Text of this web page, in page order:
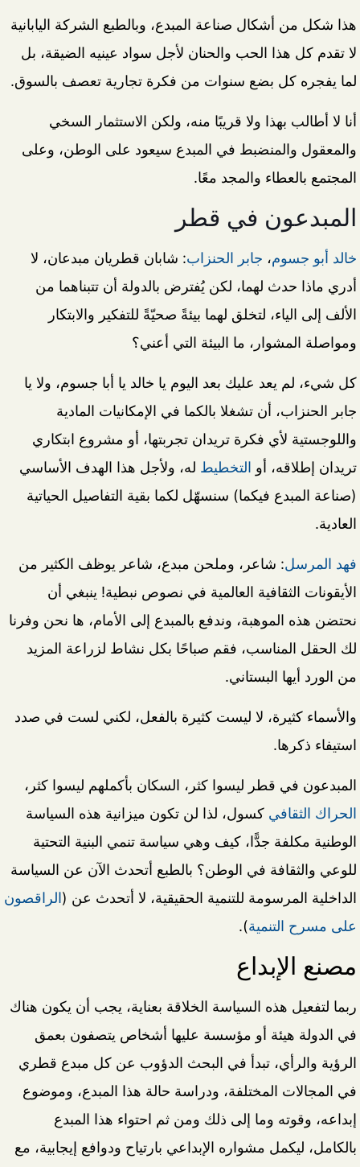
هذا شكل من أشكال صناعة المبدع، وبالطبع الشركة اليابانية
لا تقدم كل هذا الحب والحنان لأجل سواد عينيه الضيقة، بل
لما يفجره كل بضع سنوات من فكرة تجارية تعصف بالسوق.
أنا لا أطالب بهذا ولا قريبًا منه، ولكن الاستثمار السخي
والمعقول والمنضبط في المبدع سيعود على الوطن، وعلى
المجتمع بالعطاء والمجد معًا.
المبدعون في قطر
خالد أبو جسوم، جابر الحنزاب: شابان قطريان مبدعان، لا
أدري ماذا حدث لهما، لكن يُفترض بالدولة أن تتبناهما من
الألف إلى الياء، لتخلق لهما بيئةً صحيّةً للتفكير والابتكار
ومواصلة المشوار، ما البيئة التي أعني؟
كل شيء، لم يعد عليك بعد اليوم يا خالد يا أبا جسوم، ولا يا
جابر الحنزاب، أن تشغلا بالكما في الإمكانيات المادية
واللوجستية لأي فكرة تريدان تجربتها، أو مشروع ابتكاري
تريدان إطلاقه، أو التخطيط له، ولأجل هذا الهدف الأساسي
(صناعة المبدع فيكما) سنسهّل لكما بقية التفاصيل الحياتية
العادية.
فهد المرسل: شاعر، وملحن مبدع، شاعر يوظف الكثير من
الأيقونات الثقافية العالمية في نصوص نبطية! ينبغي أن
نحتضن هذه الموهبة، وندفع بالمبدع إلى الأمام، ها نحن وفرنا
لك الحقل المناسب، فقم صباحًا بكل نشاط لزراعة المزيد
من الورد أيها البستاني.
والأسماء كثيرة، لا ليست كثيرة بالفعل، لكني لست في صدد
استيفاء ذكرها.
المبدعون في قطر ليسوا كثر، السكان بأكملهم ليسوا كثر،
الحراك الثقافي كسول، لذا لن تكون ميزانية هذه السياسة
الوطنية مكلفة جدًّا، كيف وهي سياسة تنمي البنية التحتية
للوعي والثقافة في الوطن؟ بالطبع أتحدث الآن عن السياسة
الداخلية المرسومة للتنمية الحقيقية، لا أتحدث عن (الراقصون
على مسرح التنمية).
مصنع الإبداع
ربما لتفعيل هذه السياسة الخلاقة بعناية، يجب أن يكون هناك
في الدولة هيئة أو مؤسسة عليها أشخاص يتصفون بعمق
الرؤية والرأي، تبدأ في البحث الدؤوب عن كل مبدع قطري
في المجالات المختلفة، ودراسة حالة هذا المبدع، وموضوع
إبداعه، وقوته وما إلى ذلك ومن ثم احتواء هذا المبدع
بالكامل، ليكمل مشواره الإبداعي بارتياح ودوافع إيجابية، مع